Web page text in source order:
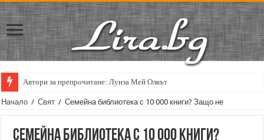
Автори за препрочитане: Луиза Мей Олкът
Начало / Свят / Семейна библиотека с 10 000 книги? Защо не
Семейна библиотека с 10 000 книги?